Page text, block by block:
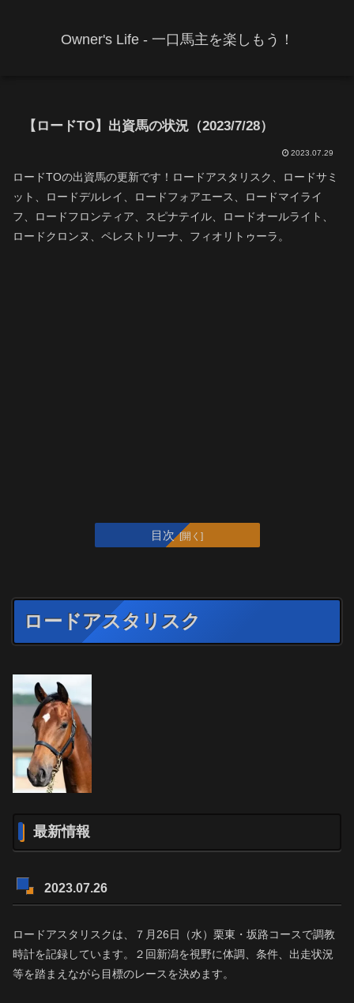
Owner's Life - 一口馬主を楽しもう！
【ロードTO】出資馬の状況（2023/7/28）
2023.07.29
ロードTOの出資馬の更新です！ロードアスタリスク、ロードサミ
ット、ロードデルレイ、ロードフォアエース、ロードマイライ
フ、ロードフロンティア、スピナテイル、ロードオールライト、
ロードクロンヌ、ペレストリーナ、フィオリトゥーラ。
目次
ロードアスタリスク
最新情報
2023.07.26
ロードアスタリスクは、７月26日（水）栗東・坂路コースで調教
時計を記録しています。２回新潟を視野に体調、条件、出走状況
等を踏まえながら目標のレースを決めます。